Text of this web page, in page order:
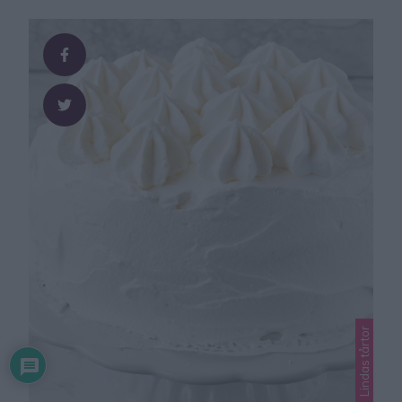
De är inte bara löjligt enkla att svänga …
Lindas tårtor